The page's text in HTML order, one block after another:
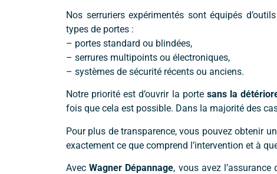
Nos serruriers expérimentés sont équipés
types de portes :
– portes standard ou blindées,
– serrures multipoints ou électroniques,
– systèmes de sécurité récents ou anciens.
Notre priorité est d’ouvrir la porte sans la
fois que cela est possible. Dans la majorité des
Pour plus de transparence, vous pouvez obtenir un
exactement ce que comprend l’intervention et à
AvecWagner Dépannage, vous avez